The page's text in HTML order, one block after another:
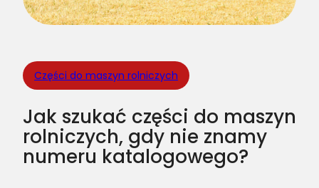
Części do maszyn rolniczych
Jak szukać części do maszyn
rolniczych, gdy nie znamy
numeru katalogowego?